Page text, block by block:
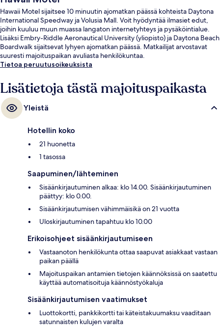
Hawaii Motel sijaitsee 10 minuutin ajomatkan päässä kohteista Daytona
International Speedway ja Volusia Mall. Voit hyödyntää ilmasiet edut,
joihin kuuluu muun muassa langaton internetyhteys ja pysäköintialue.
Lisäksi Embry-Riddle Aeronautical University (yliopisto) ja Daytona Beach
Boardwalk sijaitsevat lyhyen ajomatkan päässä. Matkailijat arvostavat
suuresti majoituspaikan avuliasta henkilökuntaa.
Tietoa peruutusoikeuksista
Lisätietoja tästä majoituspaikasta
Yleistä
Hotellin koko
21 huonetta
1 tasossa
Saapuminen/lähteminen
Sisäänkirjautuminen alkaa: klo 14.00. Sisäänkirjautuminen
päättyy: klo 0.00.
Sisäänkirjautumisen vähimmäisikä on 21 vuotta
Uloskirjautuminen tapahtuu klo 10.00
Erikoisohjeet sisäänkirjautumiseen
Vastaanoton henkilökunta ottaa saapuvat asiakkaat vastaan
paikan päällä
Majoituspaikan antamien tietojen käännöksissä on saatettu
käyttää automatisoituja käännöstyökaluja
Sisäänkirjautumisen vaatimukset
Luottokortti, pankkikortti tai käteistakuumaksu vaaditaan
satunnaisten kulujen varalta